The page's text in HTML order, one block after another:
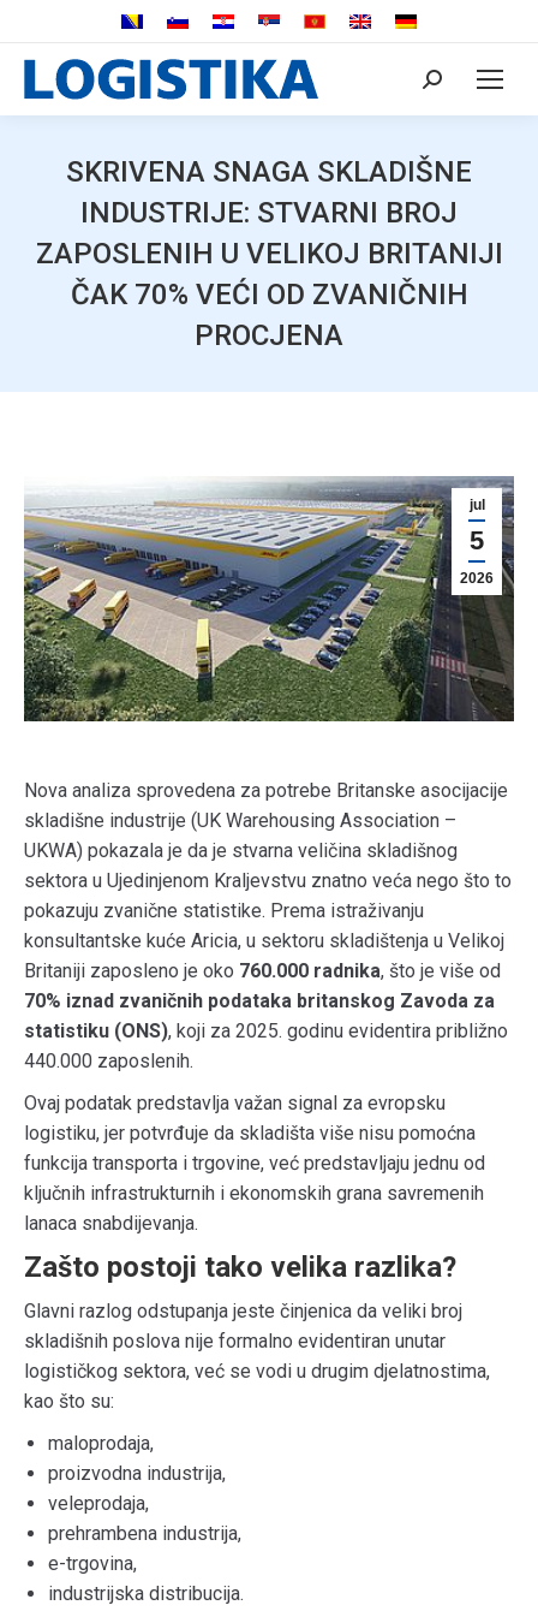
Search:
SKRIVENA SNAGA SKLADIŠNE
INDUSTRIJE: STVARNI BROJ
ZAPOSLENIH U VELIKOJ BRITANIJI
ČAK 70% VEĆI OD ZVANIČNIH
PROCJENA
jul
5
2026
Nova analiza sprovedena za potrebe Britanske asocijacije
skladišne industrije (UK Warehousing Association –
UKWA) pokazala je da je stvarna veličina skladišnog
sektora u Ujedinjenom Kraljevstvu znatno veća nego što to
pokazuju zvanične statistike. Prema istraživanju
konsultantske kuće Aricia, u sektoru skladištenja u Velikoj
Britaniji zaposleno je oko 760.000 radnika, što je više od
70% iznad zvaničnih podataka britanskog Zavoda za
statistiku (ONS), koji za 2025. godinu evidentira približno
440.000 zaposlenih.
Ovaj podatak predstavlja važan signal za evropsku
logistiku, jer potvrđuje da skladišta više nisu pomoćna
funkcija transporta i trgovine, već predstavljaju jednu od
ključnih infrastrukturnih i ekonomskih grana savremenih
lanaca snabdijevanja.
Zašto postoji tako velika razlika?
Glavni razlog odstupanja jeste činjenica da veliki broj
skladišnih poslova nije formalno evidentiran unutar
logističkog sektora, već se vodi u drugim djelatnostima,
kao što su:
maloprodaja,
proizvodna industrija,
veleprodaja,
prehrambena industrija,
e-trgovina,
industrijska distribucija.